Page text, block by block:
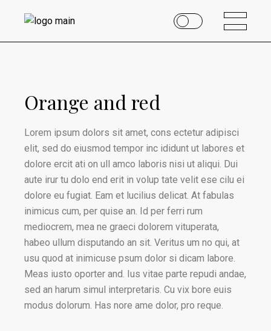
Orange and red
Lorem ipsum dolors sit amet, cons ectetur adipisci
elit, sed do eiusmod tempor inc ididunt ut labores et
dolore ercit ati on ull amco laboris nisi ut aliqui. Dui
aute irur tu dolo end erit in volup tate velit ese cilu ei
dolore eu fugiat. Eam et lucilius delicat. At fabulas
inimicus cum, per quise an. Id per ferri rum
mediocrem, mea ne graeci dolorem vituperata,
habeo ullum disputando an sit. Veritus um no qui, at
usu quod at inimicuse psum dolor si dicam labore.
Meas iusto oporter and. Ius vitae parte repudi andae,
sed an harum simul interpretaris. Cu vix bore euis
modus dolorum. Has nore ame dolor, pro reque.